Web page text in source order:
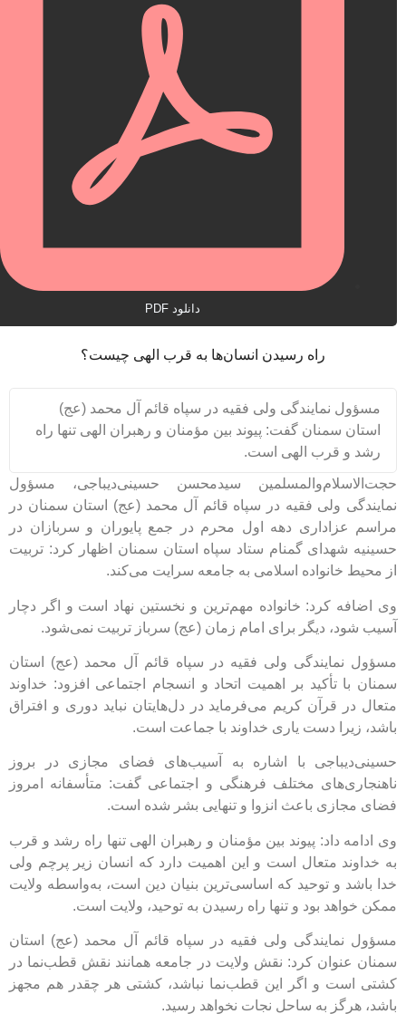
راه رسیدن انسان‌ها به قرب الهی چیست؟
مسؤول نمایندگی ولی فقیه در سپاه قائم آل محمد (عج)
استان سمنان گفت: پیوند بین مؤمنان و رهبران الهی تنها راه
رشد و قرب الهی است.
دانلود PDF
سیدمحسن حسینی‌دیباجی، مسؤول
ولی فقیه در سپاه قائم آل محمد (عج) استان سمنان در
عزاداری دهه اول محرم در جمع پایوران و سربازان در
شهدای گمنام ستاد سپاه استان سمنان اظهار کرد: تربیت
محیط خانواده اسلامی به جامعه سرایت می‌کند.
اضافه کرد: خانواده مهم‌ترین و نخستین نهاد است و اگر دچار
شود، دیگر برای امام زمان (عج) سرباز تربیت نمی‌شود.
نمایندگی ولی فقیه در سپاه قائم آل محمد (عج) استان
با تأکید بر اهمیت اتحاد و انسجام اجتماعی افزود: خداوند
در قرآن کریم می‌فرماید در دل‌هایتان نباید دوری و افتراق
زیرا دست یاری خداوند با جماعت است.
با اشاره به آسیب‌های فضای مجازی در بروز
مختلف فرهنگی و اجتماعی گفت: متأسفانه امروز
مجازی باعث انزوا و تنهایی بشر شده است.
ادامه داد: پیوند بین مؤمنان و رهبران الهی تنها راه رشد و قرب
خداوند متعال است و این اهمیت دارد که انسان زیر پرچم ولی
باشد و توحید که اساسی‌ترین بنیان دین است، به‌واسطه ولایت
خواهد بود و تنها راه رسیدن به توحید، ولایت است.
نمایندگی ولی فقیه در سپاه قائم آل محمد (عج) استان
عنوان کرد: نقش ولایت در جامعه همانند نقش قطب‌نما در
است و اگر این قطب‌نما نباشد، کشتی هر چقدر هم مجهز
هرگز به ساحل نجات نخواهد رسید.